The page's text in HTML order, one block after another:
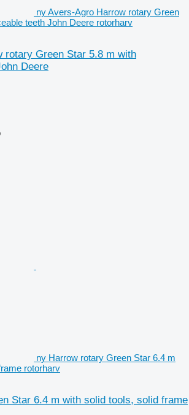
ny Avers-Agro Harrow rotary Green
teeth John Deere rotorharv
rotary Green Star 5.8 m with
Deere
ny Harrow rotary Green Star 6.4 m
rotorharv
Star 6.4 m with solid tools, solid frame